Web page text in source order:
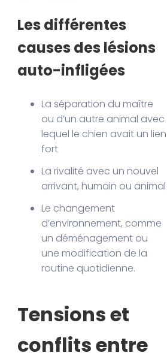
Les différentes
causes des lésions
auto-infligées
La séparation du maître
ou d’un autre animal avec
lequel le chien avait un lien
fort
La rivalité avec un nouvel
arrivant, humain ou animal
Le changement
d’environnement, comme
un déménagement ou
une modification de la
routine quotidienne.
Tensions et
conflits entre